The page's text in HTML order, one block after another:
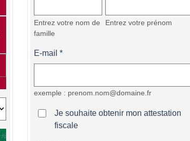
Entrez votre nom de
famille
Entrez votre prénom
E-mail
exemple : prenom.nom@domaine.fr
Je souhaite obtenir mon attestation
fiscale